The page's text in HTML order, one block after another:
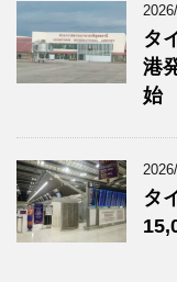
タ
港
始
タ